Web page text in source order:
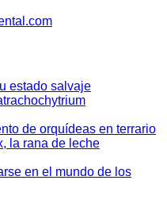
estado salvaje
de orquídeas en terrario
la rana de leche
en el mundo de los